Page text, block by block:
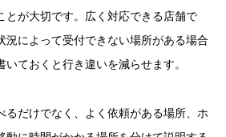
とが大切です。広く対応できる店舗で
況によって受付できない場所がある場合
ておくと行き違いを減らせます。
るだけでなく、よく依頼がある場所、ホ